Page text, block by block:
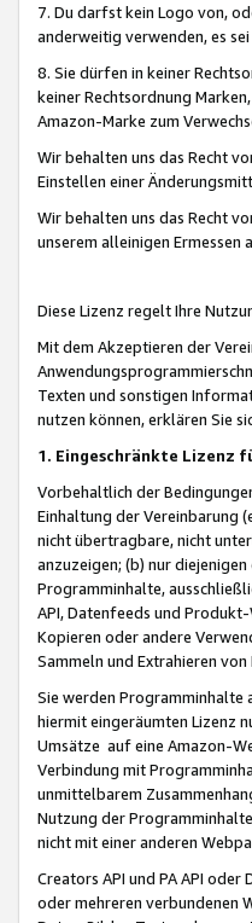
7. Du darfst kein Logo von,
anderweitig verwenden, es
8. Sie dürfen in keiner
keiner Rechtsordnung
Amazon-Marke zum
Wir behalten uns das Recht
Einstellen einer
Wir behalten uns das Recht
unserem alleinigen Ermessen
Diese Lizenz regelt Ihre
Mit dem Akzeptieren der
Texten und sonstigen
nutzen können, erklären Sie
1. Eingeschränkte Lizenz
Vorbehaltlich der
Einhaltung der Vereinbarung
nicht übertragbare, nicht
anzuzeigen; (b) nur
Programminhalte,
API, Datenfeeds und
Kopieren oder andere
Sammeln und Extrahieren
Sie werden Programminhalte
hiermit eingeräumten Lizenz
Umsätze auf eine Amazon-
Verbindung mit
unmittelbarem
Nutzung der
nicht mit einer anderen
Creators API und PA API
oder mehreren verbundenen